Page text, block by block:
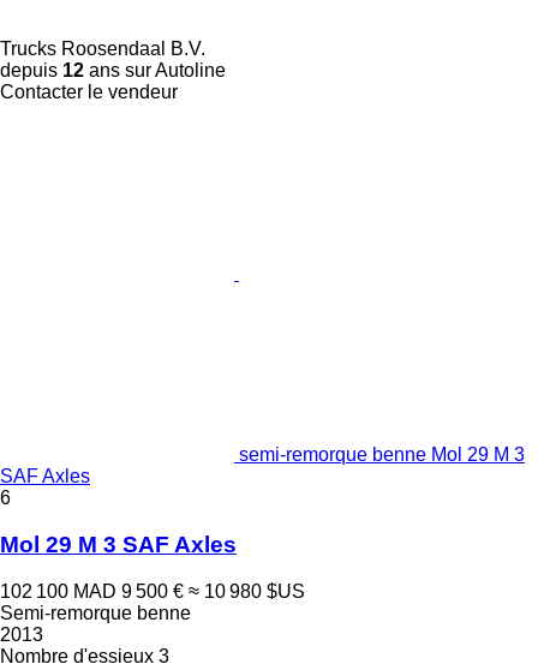
Trucks Roosendaal B.V.
depuis 12 ans sur Autoline
Contacter le vendeur
semi-remorque benne Mol 29 M 3
SAF Axles
6
Mol 29 M 3 SAF Axles
102 100 MAD 9 500 € ≈ 10 980 $US
Semi-remorque benne
2013
Nombre d'essieux 3